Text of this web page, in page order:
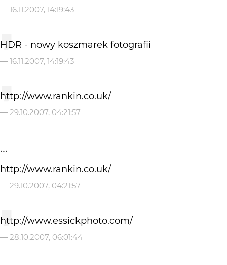
— 16.11.2007, 14:19:43
HDR - nowy koszmarek fotografii
— 16.11.2007, 14:19:43
http://www.rankin.co.uk/
— 29.10.2007, 04:21:57
...
http://www.rankin.co.uk/
— 29.10.2007, 04:21:57
http://www.essickphoto.com/
— 28.10.2007, 06:01:44